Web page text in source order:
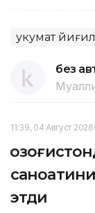
Ҳукумат
без
11:39, 04 Август 2026
этди